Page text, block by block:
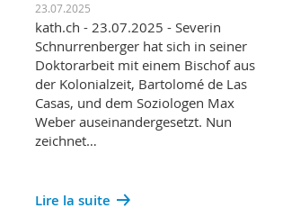
23.07.2025
kath.ch - 23.07.2025 - Severin
Schnurrenberger hat sich in seiner
Doktorarbeit mit einem Bischof aus
der Kolonialzeit, Bartolomé de Las
Casas, und dem Soziologen Max
Weber auseinandergesetzt. Nun
zeichnet…
Lire la suite